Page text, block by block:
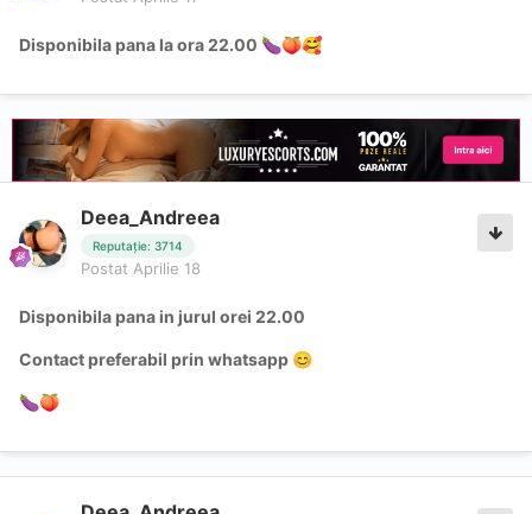
Disponibila pana la ora 22.00 🍆🍑🥰
Deea_Andreea
Reputație: 3714
Postat Aprilie 18
Disponibila pana in jurul orei 22.00
Contact preferabil prin whatsapp 😊
🍆🍑